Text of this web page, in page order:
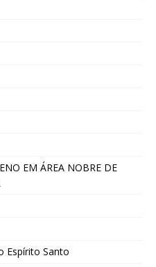
EM ÁREA NOBRE DE
Espírito Santo